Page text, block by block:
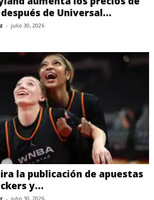
de Universal...
- julio 30, 2026
la publicación de apuestas
y...
- julio 30, 2026